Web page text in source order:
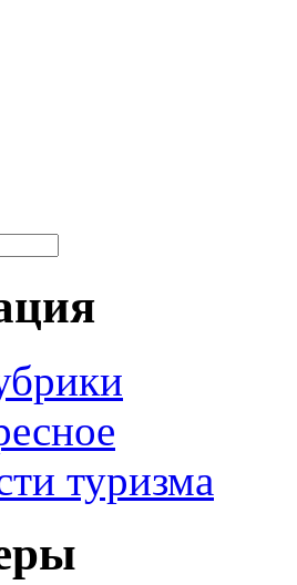
туризма